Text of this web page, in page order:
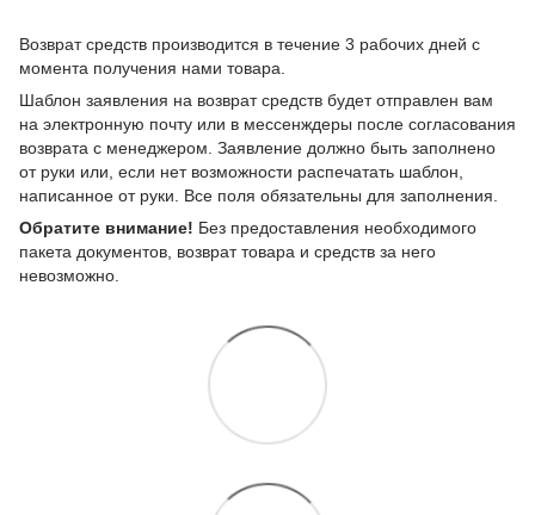
Возврат средств производится в течение 3 рабочих дней с
момента получения нами товара.
Шаблон заявления на возврат средств будет отправлен вам
на электронную почту или в мессенждеры после согласования
возврата с менеджером. Заявление должно быть заполнено
от руки или, если нет возможности распечатать шаблон,
написанное от руки. Все поля обязательны для заполнения.
Обратите внимание! Без предоставления необходимого
пакета документов, возврат товара и средств за него
невозможно.